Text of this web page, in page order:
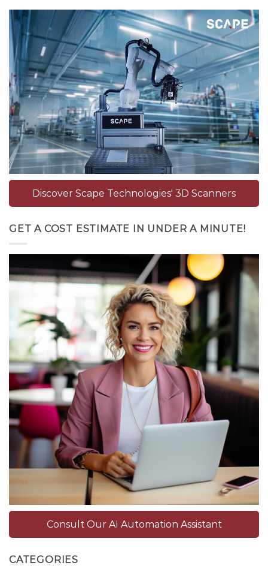
Discover Scape Technologies' 3D Scanners
GET A COST ESTIMATE IN UNDER A MINUTE!
Consult Our AI Automation Assistant
CATEGORIES